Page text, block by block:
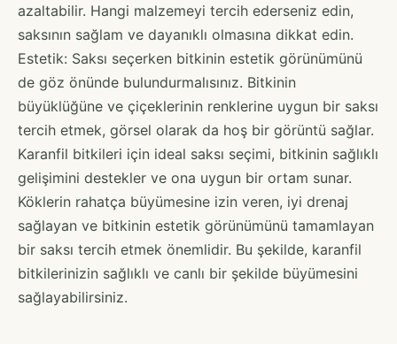
azaltabilir. Hangi malzemeyi tercih ederseniz edin,
saksının sağlam ve dayanıklı olmasına dikkat edin.
Estetik: Saksı seçerken bitkinin estetik görünümünü
de göz önünde bulundurmalısınız. Bitkinin
büyüklüğüne ve çiçeklerinin renklerine uygun bir saksı
tercih etmek, görsel olarak da hoş bir görüntü sağlar.
Karanfil bitkileri için ideal saksı seçimi, bitkinin sağlıklı
gelişimini destekler ve ona uygun bir ortam sunar.
Köklerin rahatça büyümesine izin veren, iyi drenaj
sağlayan ve bitkinin estetik görünümünü tamamlayan
bir saksı tercih etmek önemlidir. Bu şekilde, karanfil
bitkilerinizin sağlıklı ve canlı bir şekilde büyümesini
sağlayabilirsiniz.